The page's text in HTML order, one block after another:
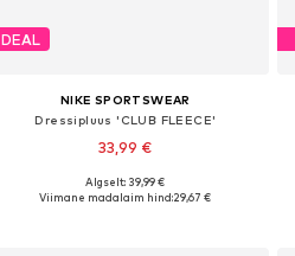
DEAL
NIKE SPORTSWEAR
Dressipluus 'CLUB FLEECE'
33,99 €
Saadaval erinevates suurustes
Algselt: 39,99 €
Viimane madalaim hind:29,67 €